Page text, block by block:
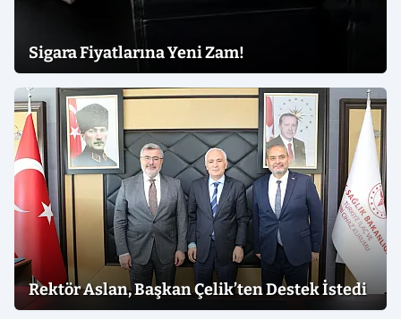
Sigara Fiyatlarına Yeni Zam!
Rektör Aslan, Başkan Çelik’ten Destek İstedi